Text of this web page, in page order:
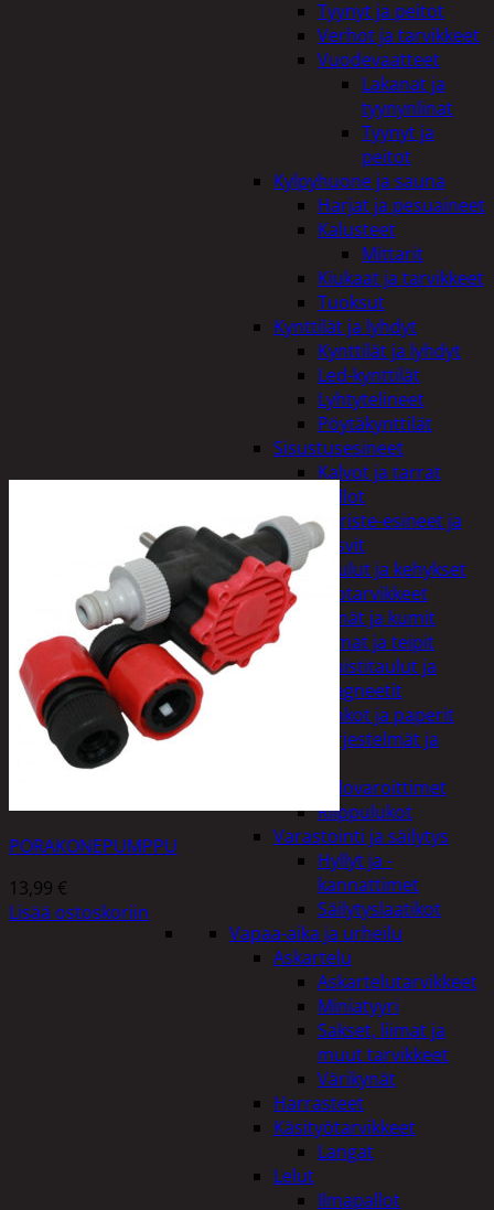
Tyynyt ja peitot
Verhot ja tarvikkeet
Vuodevaatteet
Lakanat ja
tyynynlinat
Tyynyt ja
peitot
Kylpyhuone ja sauna
Harjat ja pesuaineet
Kalusteet
Mittarit
Kiukaat ja tarvikkeet
Tuoksut
Kynttilät ja lyhdyt
Kynttilät ja lyhdyt
Led-kynttilät
Lyhtytelineet
Pöytäkynttilät
Sisustusesineet
Kalvot ja tarrat
Kellot
Koriste-esineet ja
kasvit
Taulut ja kehykset
Toimistotarvikkeet
Kynät ja kumit
Liimat ja teipit
Muistitaulut ja
magneetit
Vihkot ja paperit
Turvajärjestelmät ja
Palovaroittimet
Riippulukot
Varastointi ja säilytys
Hyllyt ja -
kannattimet
Säilytyslaatikot
Vapaa-aika ja urheilu
Askartelu
Askartelutarvikkeet
Miniatyyri
Sakset, liimat ja
muut tarvikkeet
Värikynät
Harrasteet
Käsityötarvikkeet
Langat
Lelut
Ilmapallot
PORAKONEPUMPPU
13,99 €
Lisää ostoskoriin